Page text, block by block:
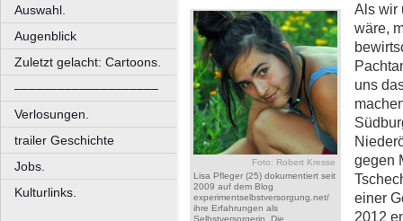
Auswahl.
Augenblick
Zuletzt gelacht: Cartoons.
––––––––––––––––––––
Verlosungen.
trailer Geschichte
Jobs.
Kulturlinks.
Foto: Robert Kresse
Lisa Pfleger (25) dokumentiert seit
2009 auf dem Blog
experimentselbstversorgung.net/
ihre Erfahrungen als
Als wir
wäre,
uns
gegen
einer
2012